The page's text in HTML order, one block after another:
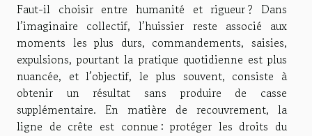
Faut-il choisir entre humanité et rigueur ? Dans
l’imaginaire collectif, l’huissier reste associé aux
moments les plus durs, commandements, saisies,
expulsions, pourtant la pratique quotidienne est plus
nuancée, et l’objectif, le plus souvent, consiste à
obtenir un résultat sans produire de casse
supplémentaire. En matière de recouvrement, la
ligne de crête est connue : protéger les droits du